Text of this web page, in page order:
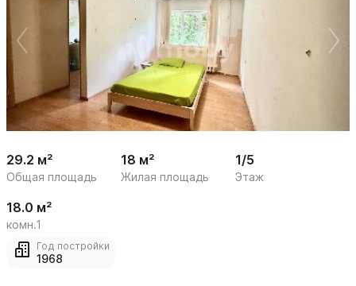
1
/
10
29.2 м²
Общая площадь
18 м²
Жилая площадь
1/5
Этаж
18.0 м²
комн.1
Год постройки
1968